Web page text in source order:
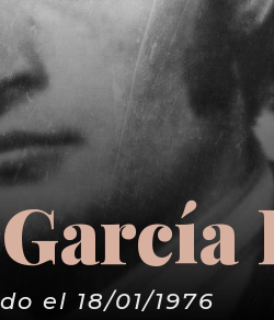
el 18/01/1976